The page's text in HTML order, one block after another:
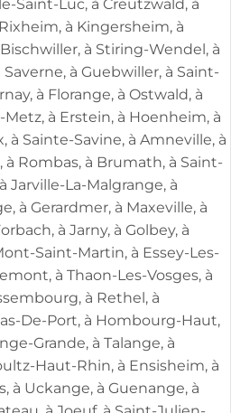
Saint-Luc, à Creutzwald, à
à Kingersheim, à
à Stiring-Wendel, à
à Guebwiller, à Saint-
à Florange, à Ostwald, à
à Erstein, à Hoenheim, à
Sainte-Savine, à Amneville, à
Rombas, à Brumath, à Saint-
Jarville-La-Malgrange, à
à Gerardmer, à Maxeville, à
à Jarny, à Golbey, à
Saint-Martin, à Essey-Les-
à Thaon-Les-Vosges, à
à Rethel, à
De-Port, à Hombourg-Haut,
Grande, à Talange, à
Haut-Rhin, à Ensisheim, à
à Uckange, à Guenange, à